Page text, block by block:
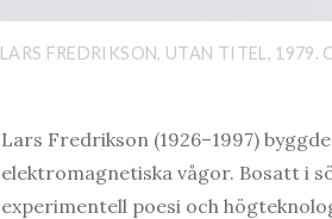
LARS FREDRIKSON, UTAN TITEL, 1979.
Lars Fredrikson (1926–1997)
elektromagnetiska vågor. Bosatt i
experimentell poesi och